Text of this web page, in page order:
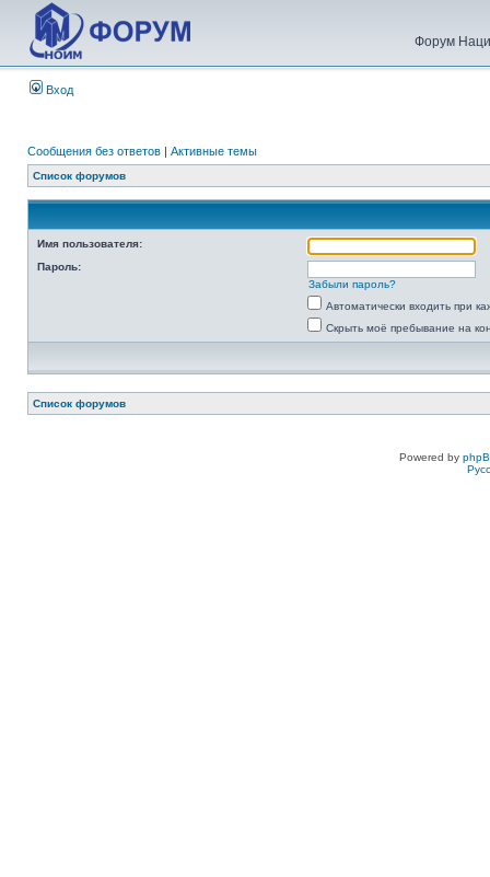
Форум
Вход
Сообщения без ответов | Активные темы
Список форумов
Имя пользователя:
Пароль:
Забыли пароль?
Автоматически входить при
Скрыть моё пребывание на
Список форумов
Powered by